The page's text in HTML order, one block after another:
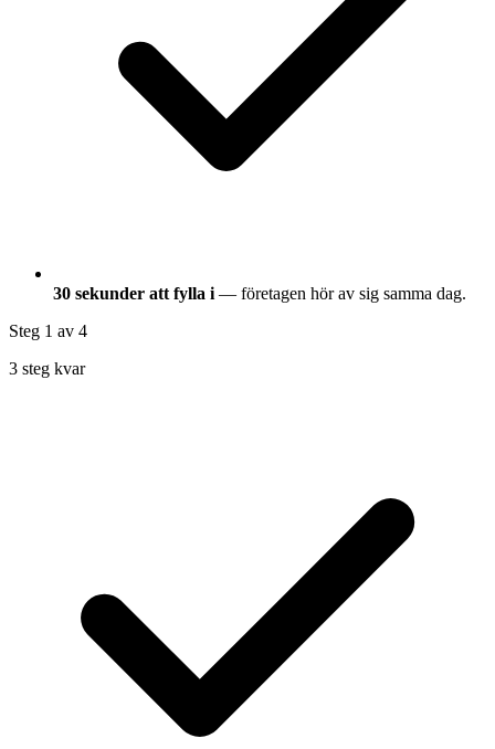
30 sekunder att fylla i — företagen hör av sig samma dag.
Steg 1 av 4
3 steg kvar